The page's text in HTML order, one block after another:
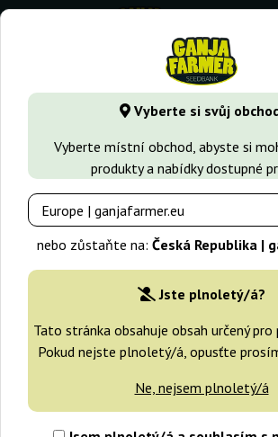
Vyberte si svůj
Vyberte místní obchod, abyste si
produkty a nabídky dostupné
nebo zůstaňte na: Česká Republika |
Jste plnoletý/á?
Tato stránka obsahuje obsah určený
Pokud nejste plnoletý/á, opusťte
Ne, nejsem plnoletý/á
GanjaFarmer.cz Typy Semen Marihuany
Rregulérní semena
Hledáš regular semena konopí? Skvělá
genetiky dokážou udělat spoustu radosti.
Filtry Třídění
-30%
+dárky